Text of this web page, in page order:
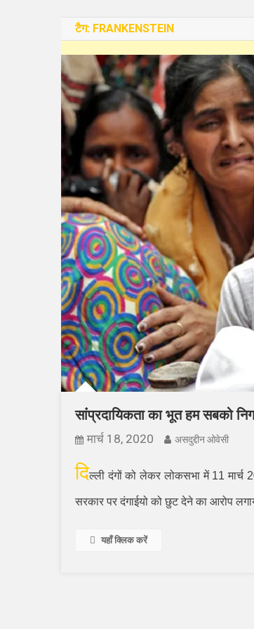
टैग: FRANKENSTEIN
सांंप्रदायिकता का भूत हम सबको
मार्च 18, 2020 असदुद्दीन ओवेसी
दिल्ली दंगों को लेकर लोकसभा में 11 मार्च
सरकार पर दंगाईयो को छुट देने का आरोप
यहाँ क्लिक करें